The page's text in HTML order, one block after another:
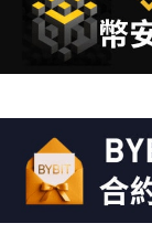
條